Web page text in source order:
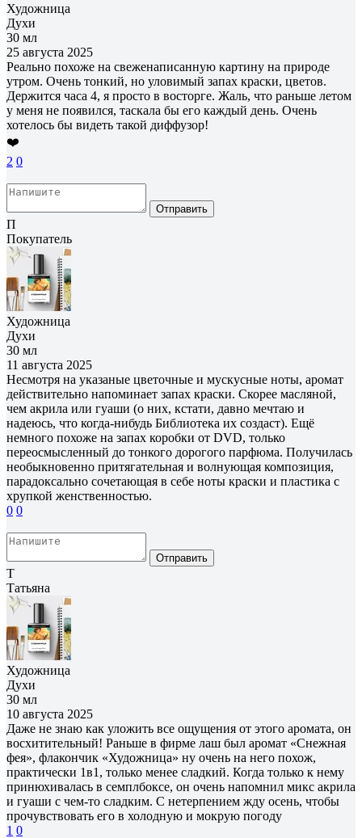
Художница
Духи
30 мл
25 августа 2025
Реально похоже на свеженаписанную картину на природе
утром. Очень тонкий, но уловимый запах краски, цветов.
Держится часа 4, я просто в восторге. Жаль, что раньше летом
у меня не появился, таскала бы его каждый день. Очень
хотелось бы видеть такой диффузор!
❤️
2 0
Отправить
П
Покупатель
Художница
Духи
30 мл
11 августа 2025
Несмотря на указаные цветочные и мускусные ноты, аромат
действительно напоминает запах краски. Скорее масляной,
чем акрила или гуаши (о них, кстати, давно мечтаю и
надеюсь, что когда-нибудь Библиотека их создаст). Ещё
немного похоже на запах коробки от DVD, только
переосмысленный до тонкого дорогого парфюма. Получилась
необыкновенно притягательная и волнующая композиция,
парадоксально сочетающая в себе ноты краски и пластика с
хрупкой женственностью.
0 0
Отправить
Т
Татьяна
Художница
Духи
30 мл
10 августа 2025
Даже не знаю как уложить все ощущения от этого аромата, он
восхитительный! Раньше в фирме лаш был аромат «Снежная
фея», флакончик «Художница» ну очень на него похож,
практически 1в1, только менее сладкий. Когда только к нему
принюхивалась в семплбоксе, он очень напомнил микс акрила
и гуаши с чем-то сладким. С нетерпением жду осень, чтобы
прочувствовать его в холодную и мокрую погоду
1 0